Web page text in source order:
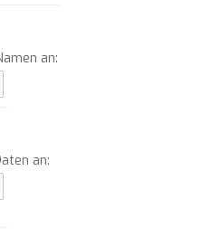
an:
an: